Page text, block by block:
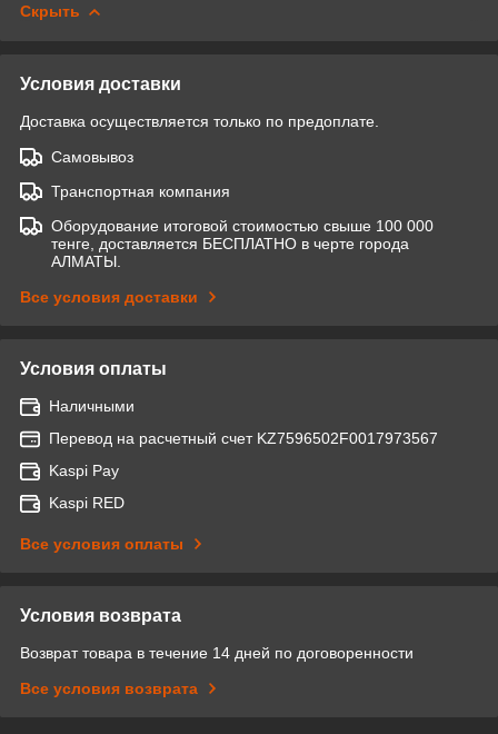
Скрыть
Условия доставки
Доставка осуществляется только по предоплате.
Самовывоз
Транспортная компания
Оборудование итоговой стоимостью свыше 100 000
тенге, доставляется БЕСПЛАТНО в черте города
АЛМАТЫ.
Все условия доставки
Условия оплаты
Наличными
Перевод на расчетный счет KZ7596502F0017973567
Kaspi Pay
Kaspi RED
Все условия оплаты
Условия возврата
Возврат товара в течение 14 дней по договоренности
Все условия возврата